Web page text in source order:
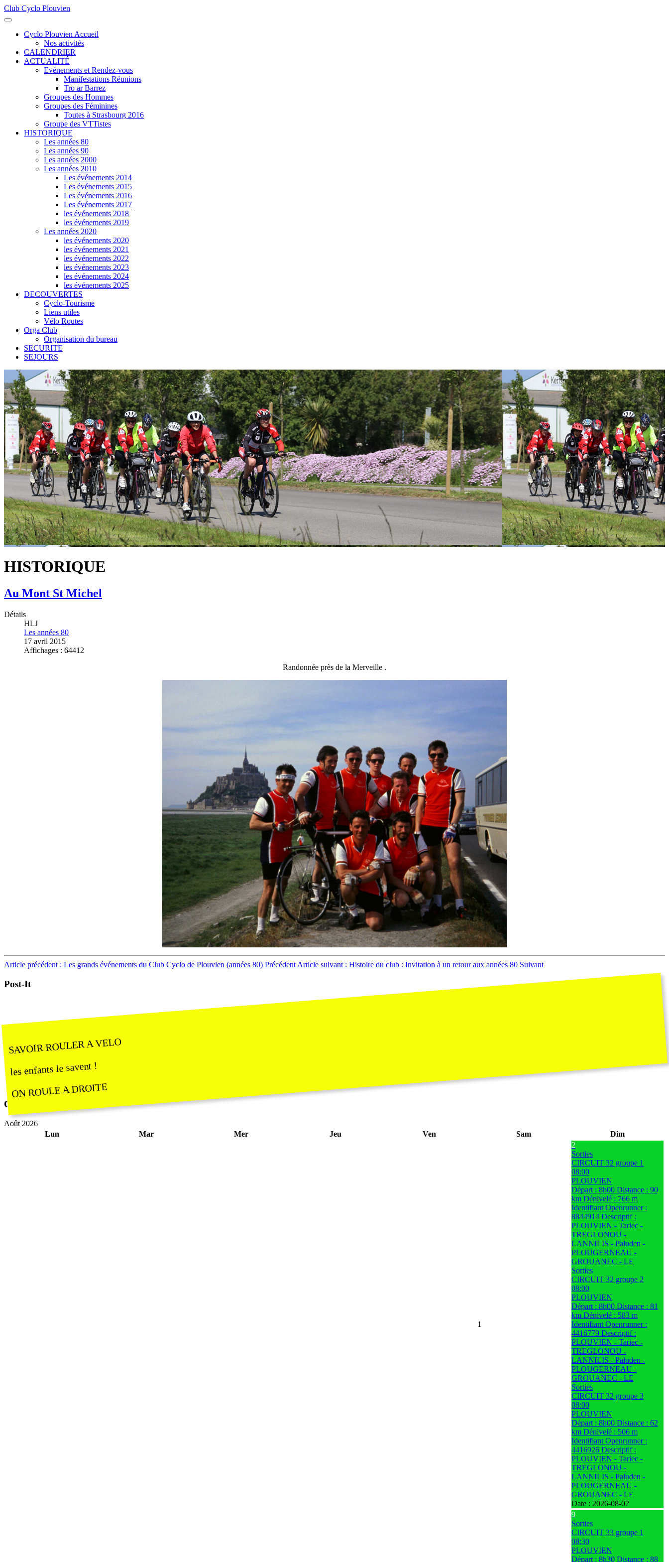
Club Cyclo Plouvien
Cyclo Plouvien Accueil
Nos activités
CALENDRIER
ACTUALITÉ
Evénements et Rendez-vous
Manifestations Réunions
Tro ar Barrez
Groupes des Hommes
Groupes des Féminines
Toutes à Strasbourg 2016
Groupe des VTTistes
HISTORIQUE
Les années 80
Les années 90
Les années 2000
Les années 2010
Les événements 2014
Les événements 2015
Les événements 2016
Les événements 2017
les événements 2018
les événements 2019
Les années 2020
les événements 2020
les événements 2021
les événements 2022
les événements 2023
les événements 2024
les événements 2025
DECOUVERTES
Cyclo-Tourisme
Liens utiles
Vélo Routes
Orga Club
Organisation du bureau
SECURITE
SEJOURS
HISTORIQUE
Au Mont St Michel
Détails
HLJ
Les années 80
17 avril 2015
Affichages : 64412
Randonnée près de la Merveille .
Article précédent : Les grands événements du Club Cyclo de Plouvien (années 80) Précédent Article suivant : Histoire du club : Invitation à un retour aux années 80 Suivant
Post-It
SAVOIR ROULER A VELO
les enfants le savent !
ON ROULE A DROITE
Calendrier
précédente
précédent
suivante
suivant
Août 2026
Lun
Mar Mer Jeu Ven Sam Dim
1
2
Sorties
CIRCUIT 32 groupe 1
08:00
PLOUVIEN
Départ : 8h00 Distance : 90
km Dénivelé : 766 m
Identifiant Openrunner :
8844914 Descriptif :
PLOUVIEN - Tariec -
TREGLONOU -
LANNILIS - Paluden -
PLOUGERNEAU -
GROUANEC - LE
Sorties
CIRCUIT 32 groupe 2
08:00
PLOUVIEN
Départ : 8h00 Distance : 81
km Dénivelé : 583 m
Identifiant Openrunner :
4416779 Descriptif :
PLOUVIEN - Tariec -
TREGLONOU -
LANNILIS - Paluden -
PLOUGERNEAU -
GROUANEC - LE
Sorties
CIRCUIT 32 groupe 3
08:00
PLOUVIEN
Départ : 8h00 Distance : 62
km Dénivelé : 506 m
Identifiant Openrunner :
4416926 Descriptif :
PLOUVIEN - Tariec -
TREGLONOU -
LANNILIS - Paluden -
PLOUGERNEAU -
GROUANEC - LE
Date : 2026-08-02
9
Sorties
CIRCUIT 33 groupe 1
08:30
PLOUVIEN
Départ : 8h30 Distance : 88